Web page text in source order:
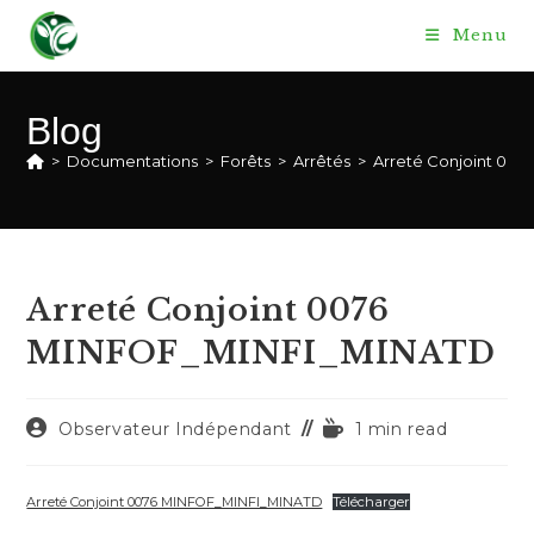
content
Menu
Blog
> Documentations > Forêts > Arrêtés > Arreté Conjoint 0076
Arreté Conjoint 0076
MINFOF_MINFI_MINATD
Auteur/autrice
publication :
Observateur Indépendant
Temps1 min read
Arreté Conjoint 0076 MINFOF_MINFI_MINATD Télécharger